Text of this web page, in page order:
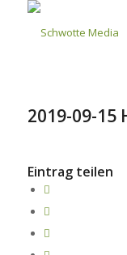
2019-09-15
Eintrag teilen